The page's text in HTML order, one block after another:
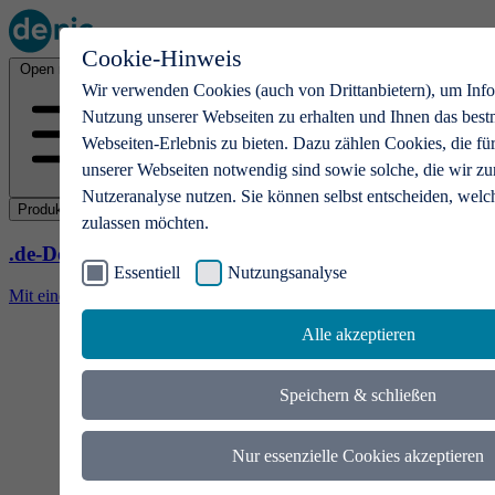
Cookie-Hinweis
Wir verwenden Cookies (auch von Drittanbietern), um
Nutzung unserer Webseiten zu erhalten und Ihnen das
Webseiten-Erlebnis zu bieten. Dazu zählen Cookies, die
unserer Webseiten notwendig sind sowie solche, die wir
Nutzeranalyse nutzen. Sie können selbst entscheiden,
zulassen möchten.
Essentiell Nutzungsanalyse
Alle akzeptieren
Speichern & schließen
Nur essenzielle Cookies akzeptieren
Open main menu
Produkte
.de-Domains
Mit einer .de-Domain erhalten Ideen eine Bühne